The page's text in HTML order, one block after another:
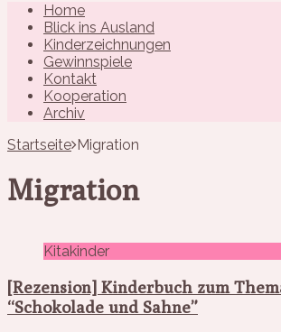
Home
Blick ins Ausland
Kinderzeichnungen
Gewinnspiele
Kontakt
Kooperation
Archiv
Startseite Migration
Migration
Kitakinder
[Rezension] Kinderbuch zum
“Schokolade und Sahne”